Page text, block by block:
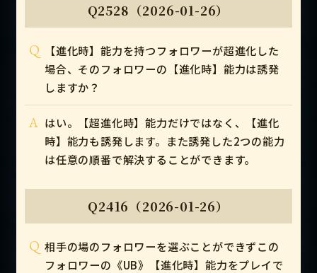
Q2528（2026-01-26）
Q
【進化時】能力を持つフォロワーが超進化した
場合、そのフォロワーの【進化時】能力は誘発
しますか？
A はい。【超進化時】能力だけではなく、【進化
時】能力も誘発します。また誘発した2つの能力
は任意の順番で解決することができます。
Q2416（2026-01-26）
Q 相手の場のフォロワーを選ぶことができずこの
フォロワーの《UB》【進化時】能力をプレイで